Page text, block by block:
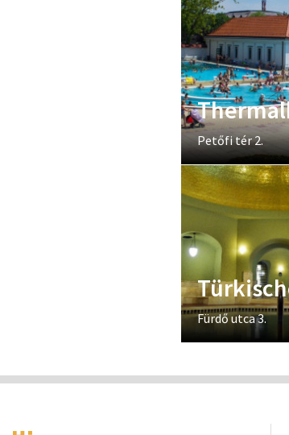
Petőfi tér 2.
Fürdő utca 3.